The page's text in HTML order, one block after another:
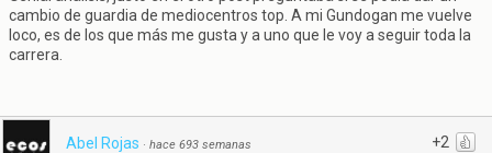
cambio de guardia de mediocentros top. A mi Gundogan me vuelve
loco, es de los que más me gusta y a uno que le voy a seguir toda la
carrera.
+2
Abel Rojas · hace 693 semanas